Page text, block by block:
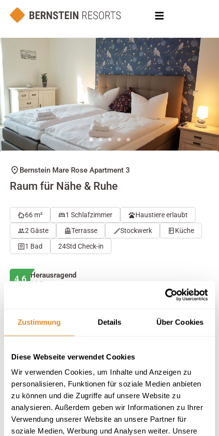
Zustimmung Details Über Cookies
Diese Webseite verwendet Cookies
Wir verwenden Cookies, um Inhalte und Anzeigen zu
personalisieren, Funktionen für soziale Medien anbieten
zu können und die Zugriffe auf unsere Website zu
analysieren. Außerdem geben wir Informationen zu Ihrer
Verwendung unserer Website an unsere Partner für
soziale Medien, Werbung und Analysen weiter. Unsere
Bernstein Mare Rose Apartment 3
Raum für Nähe & Ruhe
66 m² 1 Schlafzimmer
Haustiere erlaubt
2 Gäste
Terrasse Stockwerk
Küche
1 Bad
24Std Check-in
4.6 Herausragend
32 Bewertungen
Ausstattung
32 Bewertungen